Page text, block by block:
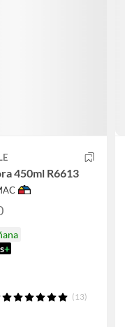
450ml R6613
+
(13)